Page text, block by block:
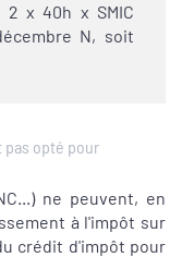
x 40h x SMIC
N, soit
pas opté pour
ne peuvent, en
à l'impôt sur
crédit d'impôt pour